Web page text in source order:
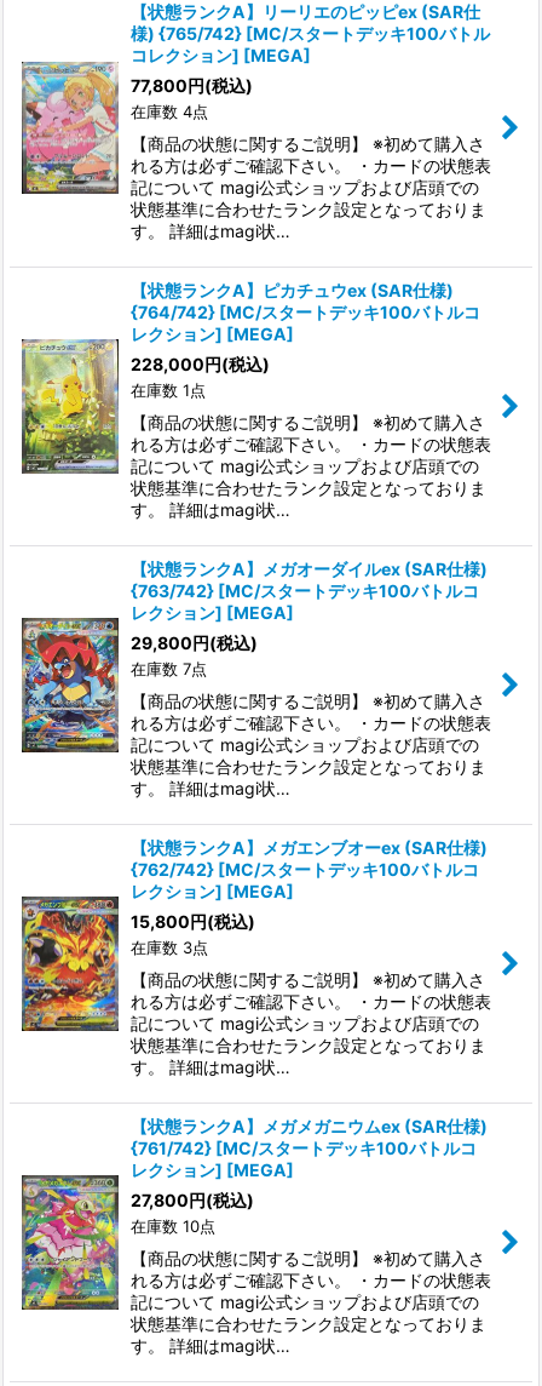
【状態ランクA】リーリエのピッピex (SAR仕
様) {765/742} [MC/スタートデッキ100バトル
コレクション] [MEGA]
77,800円(税込)
在庫数 4点
【商品の状態に関するご説明】 ※初めて購入さ
れる方は必ずご確認下さい。 ・カードの状態表
記について magi公式ショップおよび店頭での
状態基準に合わせたランク設定となっておりま
す。 詳細はmagi状…
【状態ランクA】ピカチュウex (SAR仕様)
{764/742} [MC/スタートデッキ100バトルコ
レクション] [MEGA]
228,000円(税込)
在庫数 1点
【商品の状態に関するご説明】 ※初めて購入さ
れる方は必ずご確認下さい。 ・カードの状態表
記について magi公式ショップおよび店頭での
状態基準に合わせたランク設定となっておりま
す。 詳細はmagi状…
【状態ランクA】メガオーダイルex (SAR仕様)
{763/742} [MC/スタートデッキ100バトルコ
レクション] [MEGA]
29,800円(税込)
在庫数 7点
【商品の状態に関するご説明】 ※初めて購入さ
れる方は必ずご確認下さい。 ・カードの状態表
記について magi公式ショップおよび店頭での
状態基準に合わせたランク設定となっておりま
す。 詳細はmagi状…
【状態ランクA】メガエンブオーex (SAR仕様)
{762/742} [MC/スタートデッキ100バトルコ
レクション] [MEGA]
15,800円(税込)
在庫数 3点
【商品の状態に関するご説明】 ※初めて購入さ
れる方は必ずご確認下さい。 ・カードの状態表
記について magi公式ショップおよび店頭での
状態基準に合わせたランク設定となっておりま
す。 詳細はmagi状…
【状態ランクA】メガメガニウムex (SAR仕様)
{761/742} [MC/スタートデッキ100バトルコ
レクション] [MEGA]
27,800円(税込)
在庫数 10点
【商品の状態に関するご説明】 ※初めて購入さ
れる方は必ずご確認下さい。 ・カードの状態表
記について magi公式ショップおよび店頭での
状態基準に合わせたランク設定となっておりま
す。 詳細はmagi状…